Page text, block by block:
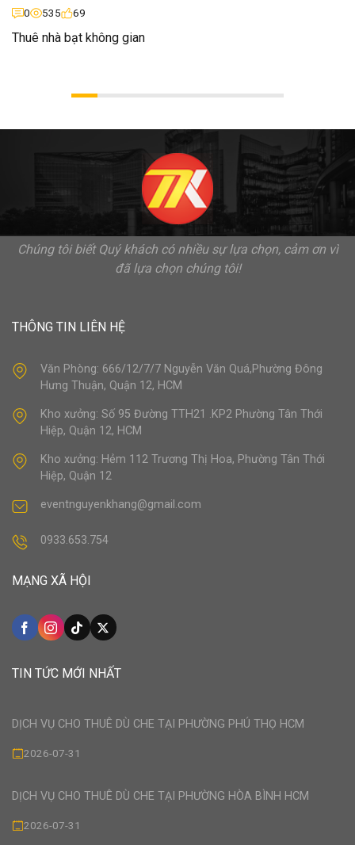
0 535 69
Thuê nhà bạt không gian
Chúng tôi biết Quý khách có nhiều sự lựa chọn, cảm ơn vì
đã lựa chọn chúng tôi!
THÔNG TIN LIÊN HỆ
Văn Phòng: 666/12/7/7 Nguyễn Văn Quá,Phường Đông
Hưng Thuận, Quận 12, HCM
Kho xưởng: Số 95 Đường TTH21 .KP2 Phường Tân Thới
Hiệp, Quận 12, HCM
Kho xưởng: Hẻm 112 Trương Thị Hoa, Phường Tân Thới
Hiệp, Quận 12
eventnguyenkhang@gmail.com
0933.653.754
MẠNG XÃ HỘI
TIN TỨC MỚI NHẤT
DỊCH VỤ CHO THUÊ DÙ CHE TẠI PHƯỜNG PHÚ THỌ HCM
2026-07-31
DỊCH VỤ CHO THUÊ DÙ CHE TẠI PHƯỜNG HÒA BÌNH HCM
2026-07-31